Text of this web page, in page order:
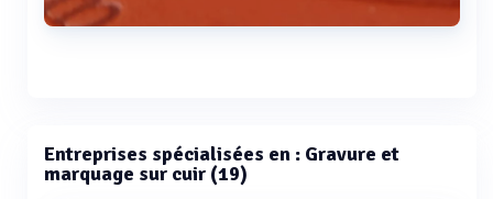
Entreprises spécialisées en : Gravure et
marquage sur cuir (19)